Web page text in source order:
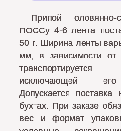
Припой оловянно-
ПОССу 4-6 лента
50 г. Ширина ленты
мм, в зависимости
исключающей
Допускается
бухтах. При заказе
вес и формат